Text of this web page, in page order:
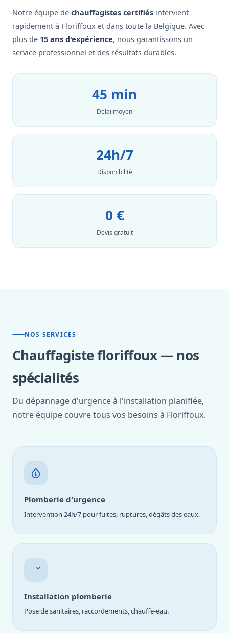
Notre équipe de chauffagistes certifiés intervient
rapidement à Floriffoux et dans toute la Belgique. Avec
plus de 15 ans d'expérience, nous garantissons un
service professionnel et des résultats durables.
45 min
Délai moyen
24h/7
Disponibilité
0 €
Devis gratuit
NOS SERVICES
Chauffagiste floriffoux — nos
spécialités
Du dépannage d'urgence à l'installation planifiée,
notre équipe couvre tous vos besoins à Floriffoux.
Plomberie d'urgence
Intervention 24h/7 pour fuites, ruptures, dégâts des eaux.
Installation plomberie
Pose de sanitaires, raccordements, chauffe-eau.